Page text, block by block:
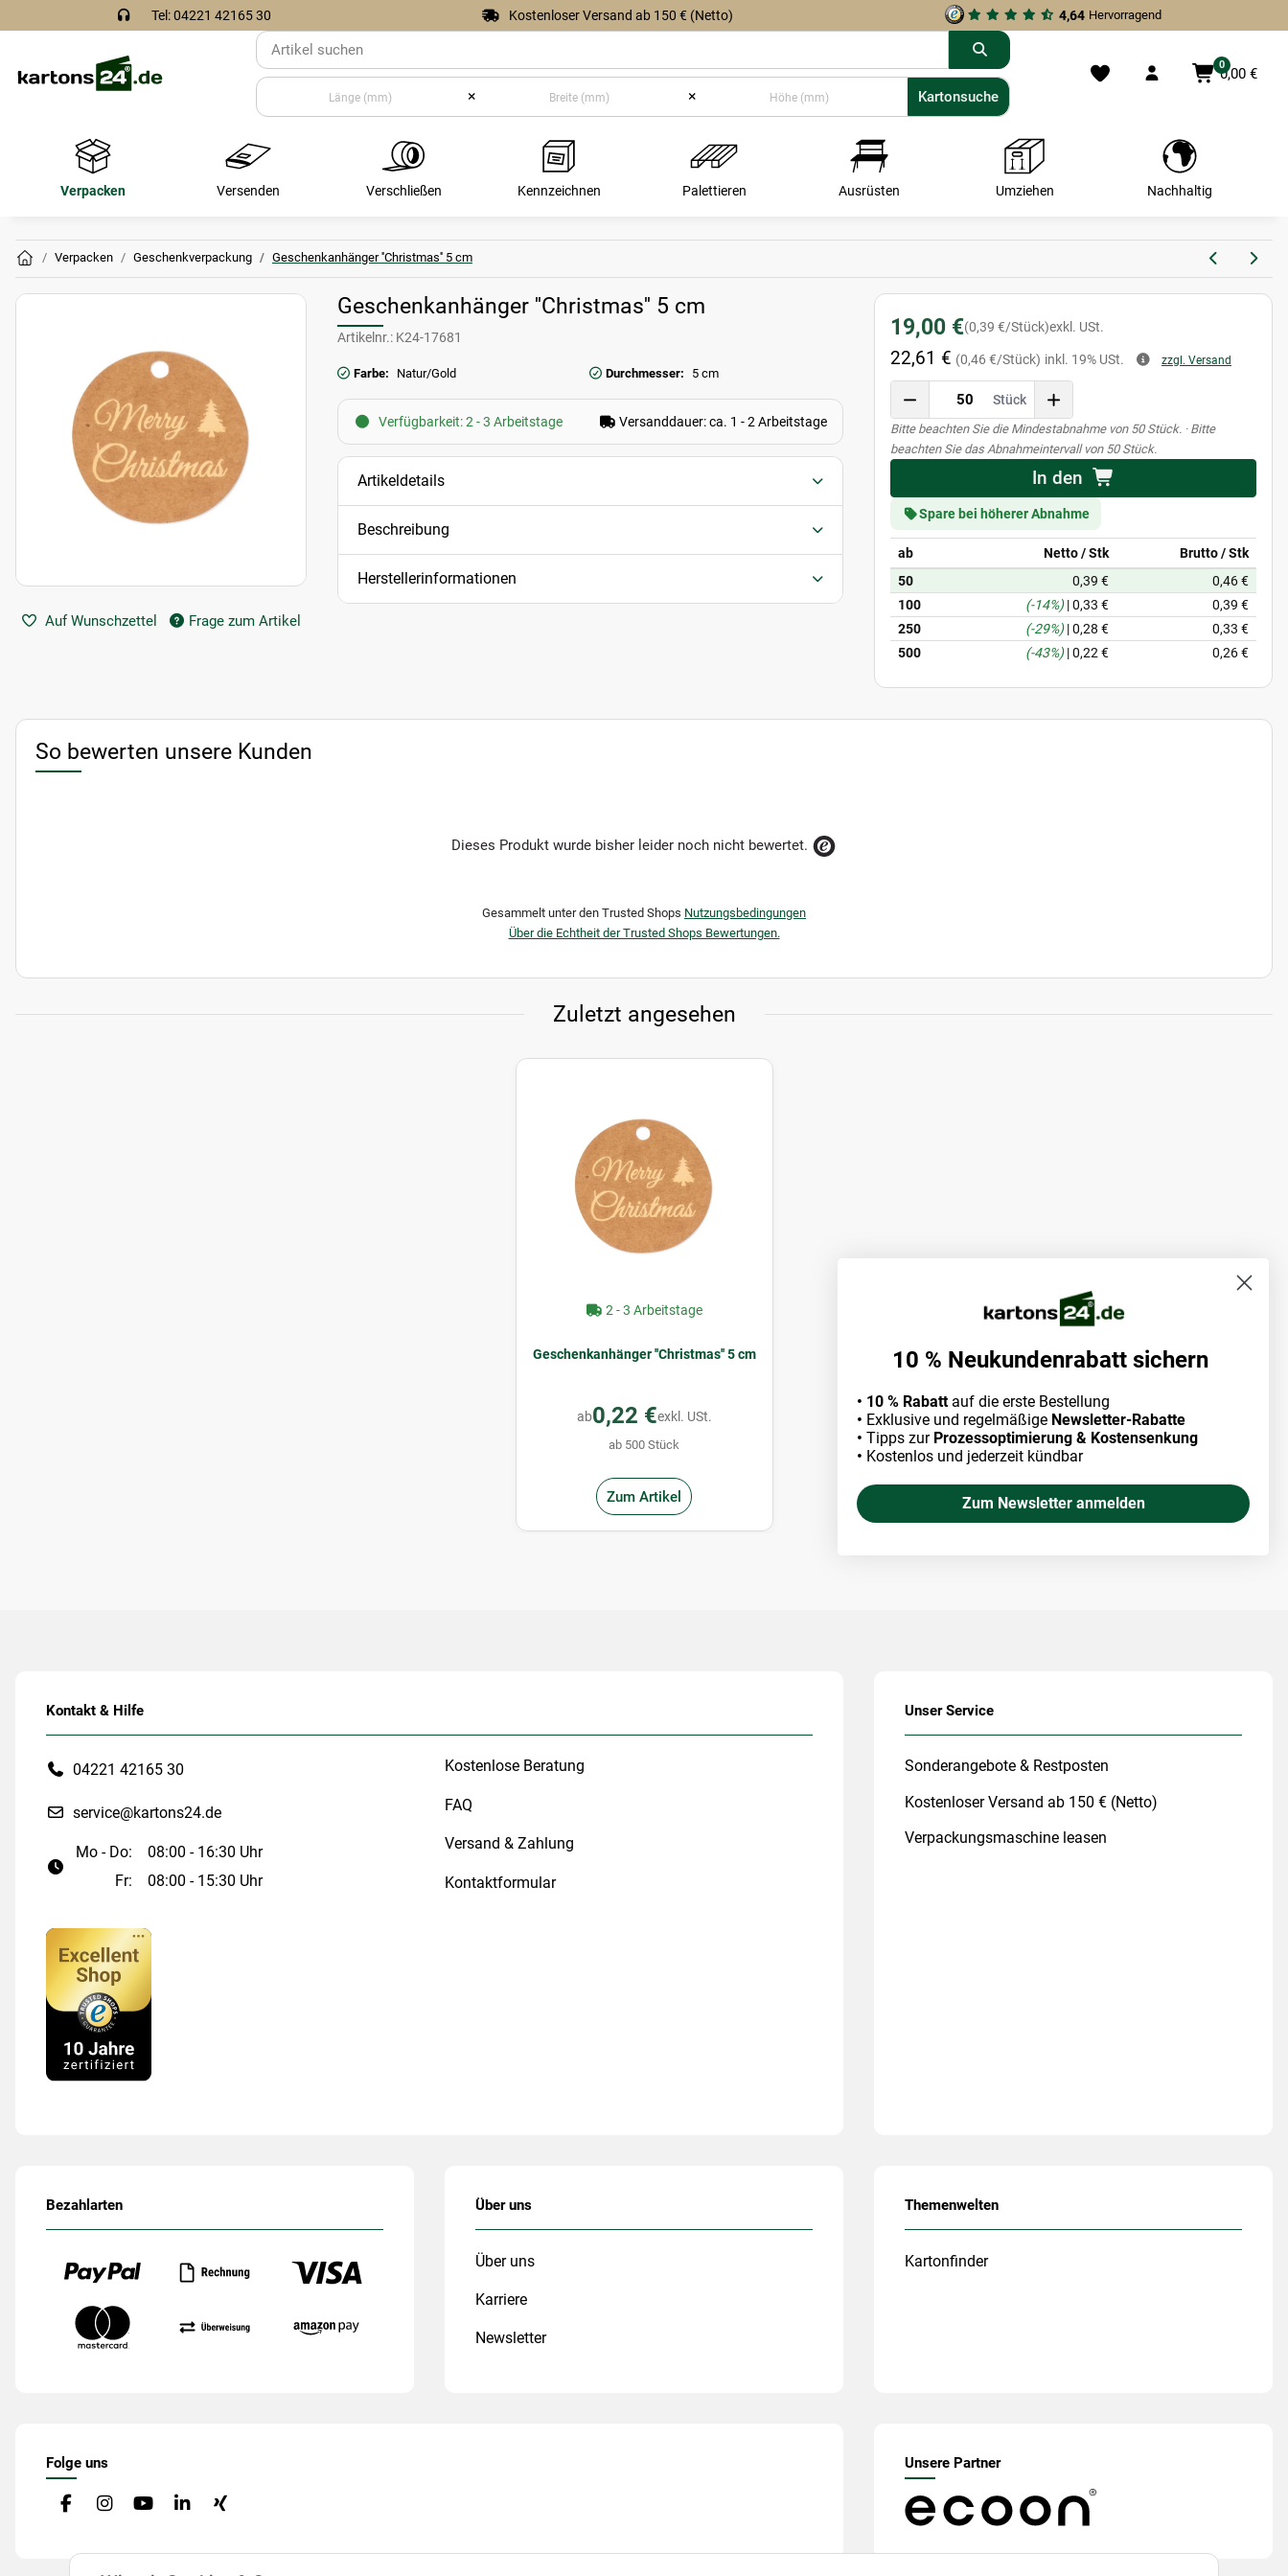
Tel: 04221 42165 30 Kostenloser Versand ab 150 € (Netto) 4,64 Hervorragend
0
0,00 €
× × Kartonsuche
Kartonsuche
Verpacken Versenden Verschließen Kennzeichnen Palettieren Ausrüsten Umziehen Nachhaltig
Verpacken Geschenkverpackung Geschenkanhänger ''Christmas'' 5 cm
Auf Wunschzettel Frage zum Artikel
Geschenkanhänger ''Christmas'' 5 cm
Artikelnr.: K24-17681
Farbe: Natur/Gold Durchmesser: 5 cm
Verfügbarkeit: 2 - 3 Arbeitstage Versanddauer: ca. 1 - 2 Arbeitstage
Artikeldetails
Beschreibung
Herstellerinformationen
19,00 €(0,39 €/Stück)exkl. USt.
22,61 € (0,46 €/Stück) inkl. 19% USt. zzgl. Versand
Stück
xBitte beachten Sie die Mindestabnahme von 50 Stück. · Bitte
beachten Sie das Abnahmeintervall von 50 Stück.
In den
Spare bei höherer Abnahme
ab Netto / Stk
Brutto / Stk
50
0,39 €
0,46 €
100
(-14%)|0,33 €
0,39 €
250
(-29%)|0,28 €
0,33 €
500
(-43%)|0,22 € 0,26 €
So bewerten unsere Kunden
Dieses Produkt wurde bisher leider noch nicht bewertet.
Gesammelt unter den Trusted Shops Nutzungsbedingungen
Über die Echtheit der Trusted Shops Bewertungen.
Zuletzt angesehen
2 - 3 Arbeitstage
Geschenkanhänger ''Christmas'' 5 cm
ab0,22 €exkl. USt.
ab 500 Stück
Zum Artikel
Kontakt & Hilfe
04221 42165 30
service@kartons24.de
Mo - Do:
08:00 - 16:30 Uhr
Fr:
08:00 - 15:30 Uhr
Kostenlose Beratung
FAQ
Versand & Zahlung
Kontaktformular
Unser Service
Sonderangebote & Restposten
Kostenloser Versand ab 150 € (Netto)
Verpackungsmaschine leasen
Bezahlarten Über uns
Über uns
Karriere
Newsletter
Themenwelten
Kartonfinder
Folge uns Unsere Partner
10 % Neukundenrabatt sichern
• 10 % Rabatt auf die erste Bestellung
• Exklusive und regelmäßige Newsletter-Rabatte
• Tipps zur Prozessoptimierung & Kostensenkung
• Kostenlos und jederzeit kündbar
Zum Newsletter anmelden